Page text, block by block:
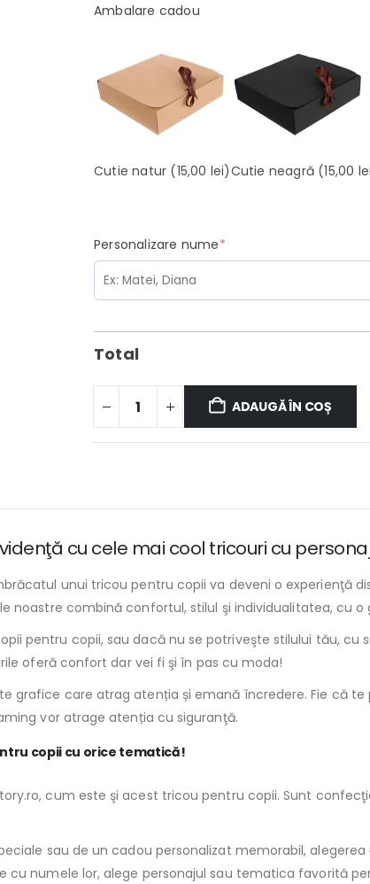
Ambalare cadou
Cutie natur (15,00 lei)Cutie neagră (15,00
Personalizare nume*(required)
Total
ADAUGĂ ÎN COȘ
cu cele mai cool tricouri cu
unui tricou pentru copii va deveni o experienţă
noastre combină confortul, stilul şi individualitatea, cu
pentru copii, sau dacă nu se potriveşte stilului tău,
oferă confort dar vei fi şi în pas cu moda!
grafice care atrag atenția și emană încredere. Fie că te
vor atrage atenția cu siguranţă.
copii cu orice tematică!
cum este şi acest tricou pentru copii. Sunt
sau de un cadou personalizat memorabil,
cu numele lor, alege personajul sau tematica favorită